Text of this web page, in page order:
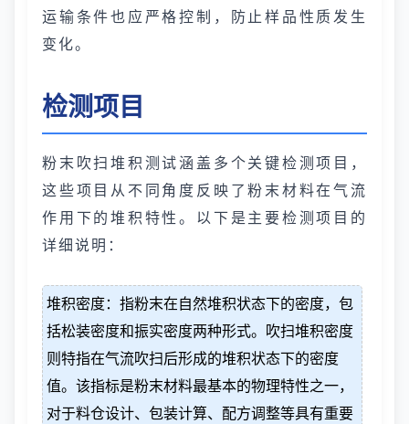
运输条件也应严格控制，防止样品性质发生
变化。
检测项目
粉末吹扫堆积测试涵盖多个关键检测项目，
这些项目从不同角度反映了粉末材料在气流
作用下的堆积特性。以下是主要检测项目的
详细说明：
堆积密度：指粉末在自然堆积状态下的密度，包
括松装密度和振实密度两种形式。吹扫堆积密度
则特指在气流吹扫后形成的堆积状态下的密度
值。该指标是粉末材料最基本的物理特性之一，
对于料仓设计、包装计算、配方调整等具有重要